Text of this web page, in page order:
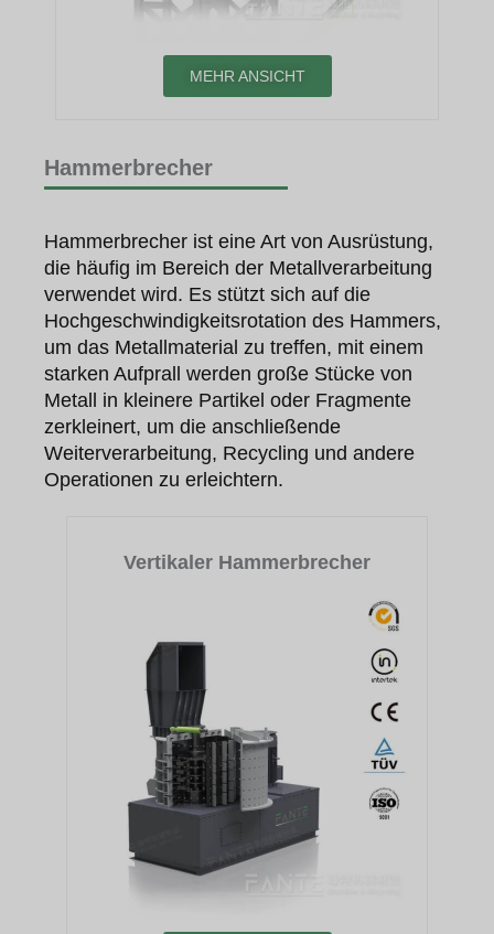
MEHR ANSICHT
Hammerbrecher
Hammerbrecher ist eine Art von Ausrüstung,
die häufig im Bereich der Metallverarbeitung
verwendet wird. Es stützt sich auf die
Hochgeschwindigkeitsrotation des Hammers,
um das Metallmaterial zu treffen, mit einem
starken Aufprall werden große Stücke von
Metall in kleinere Partikel oder Fragmente
zerkleinert, um die anschließende
Weiterverarbeitung, Recycling und andere
Operationen zu erleichtern.
Vertikaler Hammerbrecher